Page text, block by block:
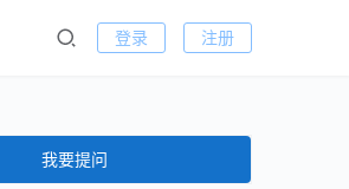
登录 注册
我要提问